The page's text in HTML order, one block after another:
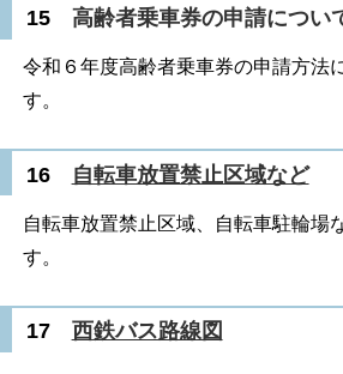
15 高齢者乗車券の申請につい
令和６年度高齢者乗車券の申請方法
す。
16 自転車放置禁止区域など
自転車放置禁止区域、自転車駐輪場
す。
17 西鉄バス路線図